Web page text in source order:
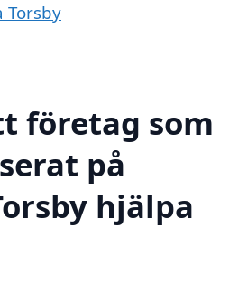
Torsby
företag som
på
hjälpa